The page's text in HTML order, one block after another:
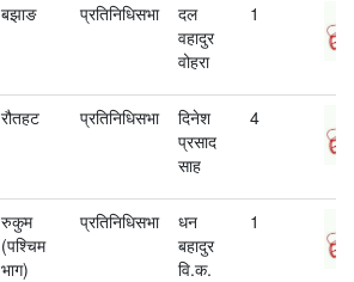
बझाङ प्रतिनिधिसभा
दल
वहादुर
वोहरा
1
रौतहट प्रतिनिधिसभा
दिनेश
प्रसाद
साह
4
रुकुम
(पश्चिम
भाग)
प्रतिनिधिसभा
धन
बहादुर
वि.क.
1